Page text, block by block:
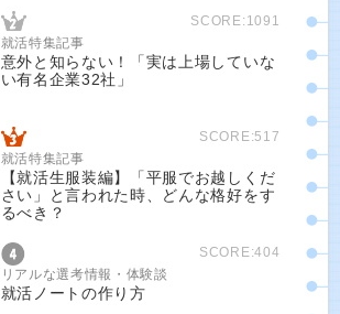
SCORE:1091
就活特集記事
意外と知らない！「実は上場していな
い有名企業32社」
SCORE:517
就活特集記事
【就活生服装編】「平服でお越しくだ
さい」と言われた時、どんな格好をす
るべき？
SCORE:404
リアルな選考情報・体験談
就活ノートの作り方